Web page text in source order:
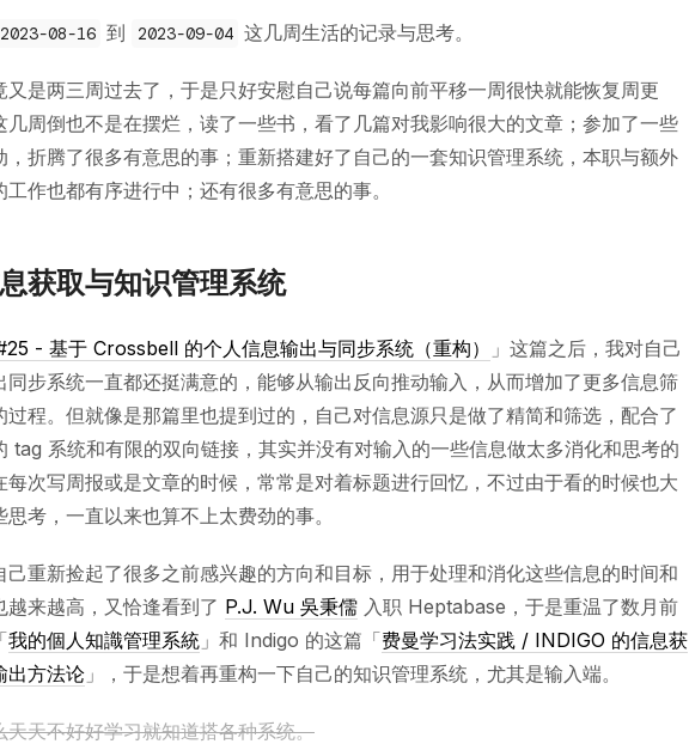
2023-08-16 到 2023-09-04 这几周生活的记录与思考。
又是两三周过去了，于是只好安慰自己说每篇向前平移一周很快就能恢复周更
几周倒也不是在摆烂，读了一些书，看了几篇对我影响很大的文章；参加了一些
，折腾了很多有意思的事；重新搭建好了自己的一套知识管理系统，本职与额外
工作也都有序进行中；还有很多有意思的事。
获取与知识管理系统
- 基于 Crossbell 的个人信息输出与同步系统（重构）
」这篇之后，我对自己
同步系统一直都还挺满意的，能够从输出反向推动输入，从而增加了更多信息筛
过程。但就像是那篇里也提到过的，自己对信息源只是做了精简和筛选，配合了
tag 系统和有限的双向链接，其实并没有对输入的一些信息做太多消化和思考的
每次写周报或是文章的时候，常常是对着标题进行回忆，不过由于看的时候也大
思考，一直以来也算不上太费劲的事。
己重新捡起了很多之前感兴趣的方向和目标，用于处理和消化这些信息的时间和
越来越高，又恰逢看到了 P.J. Wu 吳秉儒 入职 Heptabase，于是重温了数月前
我的個人知識管理系統 」和 Indigo 的这篇「费曼学习法实践 / INDIGO 的信息获
出方法论 」，于是想着再重构一下自己的知识管理系统，尤其是输入端。
天天不好好学习就知道搭各种系统。